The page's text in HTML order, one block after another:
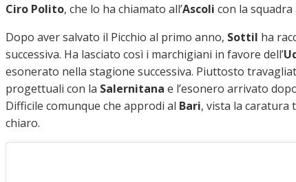
Ciro Polito, che lo ha chiamato all’Ascoli con la
Dopo aver salvato il Picchio al primo anno, Sottil ha
successiva. Ha lasciato così i marchigiani in favore dell’
esonerato nella stagione successiva. Piuttosto
progettuali con la Salernitana e l’esonero arrivato
Difficile comunque che approdi al Bari, vista la caratura
chiaro.